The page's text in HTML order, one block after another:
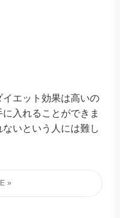
エット効果は高いの
入れることができま
いという人には難し